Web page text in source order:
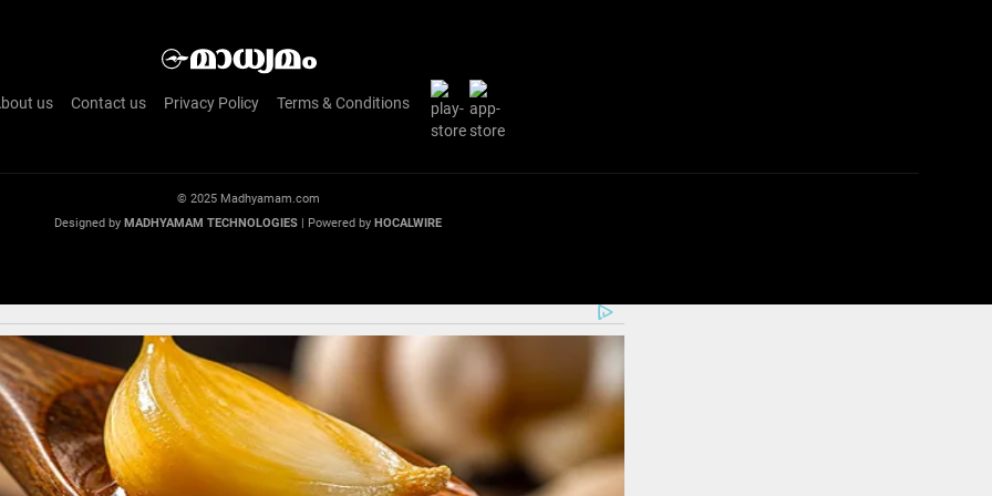
us Contact us Privacy Policy Terms & Conditions
© 2025 Madhyamam.com
Designed by MADHYAMAM TECHNOLOGIES | Powered by HOCALWIRE